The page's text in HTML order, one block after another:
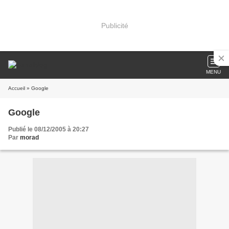
Publicité
MENU
Accueil » Google
Google
Publié le 08/12/2005 à 20:27
Par morad